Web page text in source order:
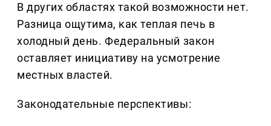
В других областях такой возможности нет.
Разница ощутима, как теплая печь в
холодный день. Федеральный закон
оставляет инициативу на усмотрение
местных властей.
Законодательные перспективы: